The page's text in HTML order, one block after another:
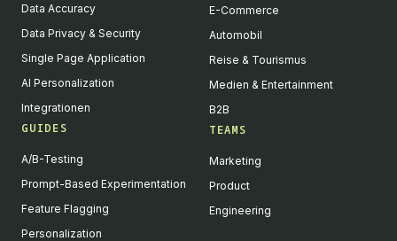
Data Accuracy
Data Privacy & Security
Single Page Application
AI Personalization
Integrationen
GUIDES
A/B-Testing
Prompt-Based Experimentation
Feature Flagging
Personalization
E-Commerce
Automobil
Reise & Tourismus
Medien & Entertainment
B2B
TEAMS
Marketing
Product
Engineering